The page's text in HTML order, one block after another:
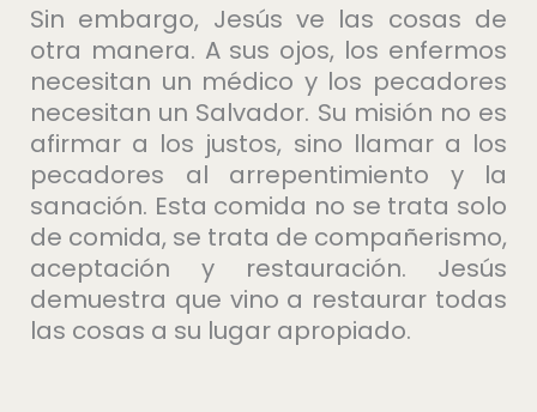
Sin embargo, Jesús ve las cosas de
otra manera. A sus ojos, los enfermos
necesitan un médico y los pecadores
necesitan un Salvador. Su misión no es
afirmar a los justos, sino llamar a los
pecadores al arrepentimiento y la
sanación. Esta comida no se trata solo
de comida, se trata de compañerismo,
aceptación y restauración. Jesús
demuestra que vino a restaurar todas
las cosas a su lugar apropiado.